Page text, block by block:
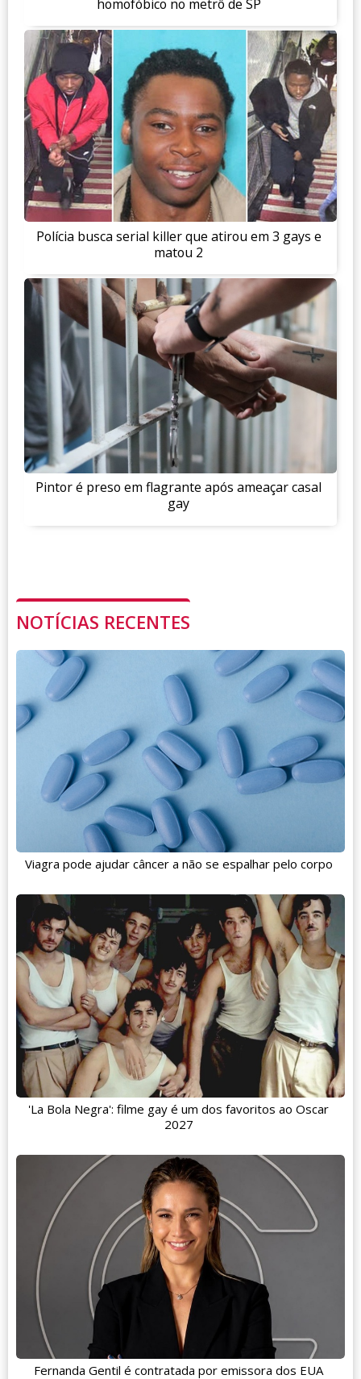
homofóbico no metrô de SP
Polícia busca serial killer que atirou em 3 gays e
matou 2
Pintor é preso em flagrante após ameaçar casal
gay
NOTÍCIAS RECENTES
Viagra pode ajudar câncer a não se espalhar pelo corpo
'La Bola Negra': filme gay é um dos favoritos ao Oscar
2027
Fernanda Gentil é contratada por emissora dos EUA